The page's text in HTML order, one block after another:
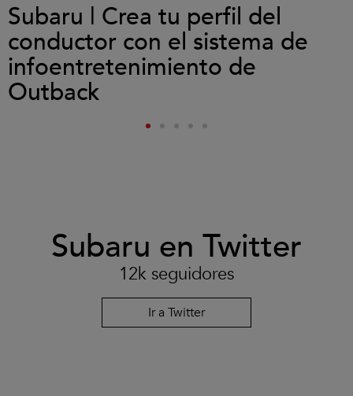
Subaru | Crea tu perfil del
conductor con el sistema de
infoentretenimiento de
Outback
Subaru en Twitter
12k seguidores
Ir a Twitter